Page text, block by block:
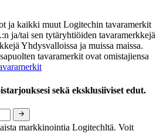
ja kaikki muut Logitechin tavaramerkit
ja/tai sen tytäryhtiöiden tavaramerkkejä
Yhdysvalloissa ja muissa maissa.
tavaramerkit ovat omistajiensa
sekä eksklusiiviset edut.
markkinointia Logitechltä. Voit